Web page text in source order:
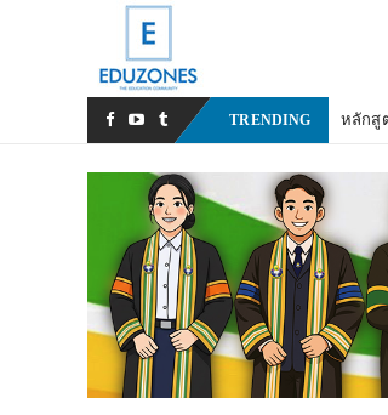
TRENDING